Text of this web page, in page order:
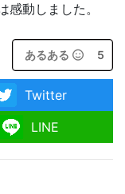
動しました。
あるある 5
Twitter
LINE